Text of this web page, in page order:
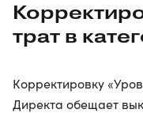
трат в
Корректировку
Директа обещает